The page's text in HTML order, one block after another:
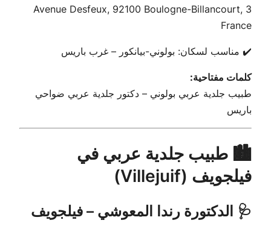
3 Avenue Desfeux, 92100 Boulogne-Billancourt,
France
✔️ مناسب لسكان: بولوني-بيانكور – غرب باريس
كلمات مفتاحية:
طبيب جلدية عربي بولوني – دكتور جلدية عربي ضواحي
باريس
🏙️ طبيب جلدية عربي في
فيلجويف (Villejuif)
🩺 الدكتورة رندا المعوشي – فيلجويف